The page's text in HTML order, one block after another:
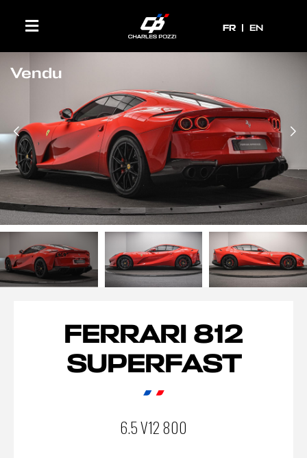
FR
FR EN
Vendu
FERRARI 812
SUPERFAST
6.5 V12 800